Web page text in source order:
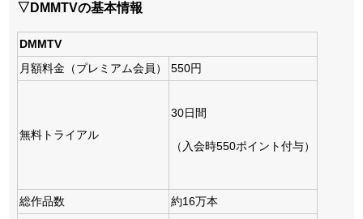
▽DMMTVの基本情報
DMMTV
月額料金（プレミアム会員）
550円
無料トライアル
30日間
（入会時550ポイント付与）
総作品数
約16万本